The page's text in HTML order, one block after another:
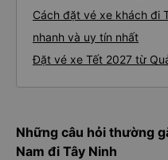
Cách đặt vé xe khách đi
nhanh và uy tín nhất
Đặt vé xe Tết 2027 từ
Những câu hỏi thường
Nam đi Tây Ninh